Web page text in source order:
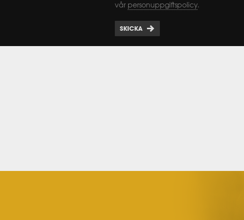
vår personuppgiftspolicy.
SKICKA